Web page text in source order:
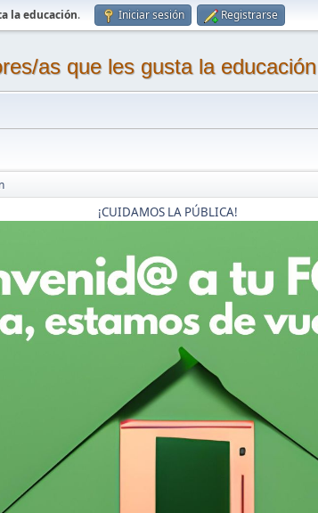
la educación. Iniciar sesión Registrarse
as que les gusta la educación
¡CUIDAMOS LA PÚBLICA!